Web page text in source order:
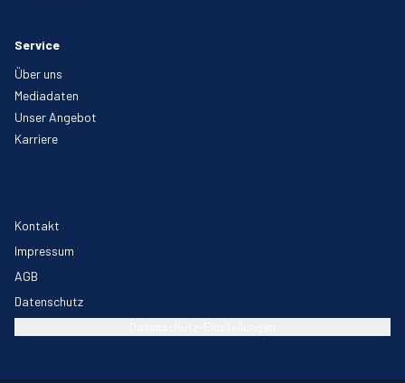
Service
Über uns
Mediadaten
Unser Angebot
Karriere
Kontakt
Impressum
AGB
Datenschutz